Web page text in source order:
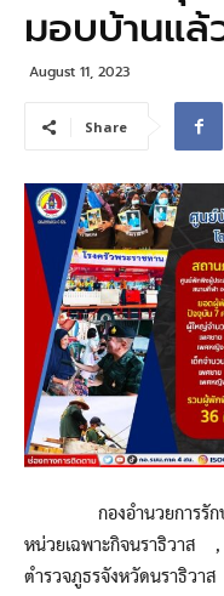
มอบบ้านแ
August 11, 2023
Share
กองอำนวยการรักษา
หน่วยเฉพาะกิจนราธิวาส
ตำรวจภูธรจังหวัดนราธิว